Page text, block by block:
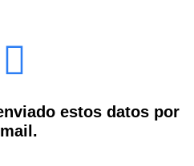
estos datos por